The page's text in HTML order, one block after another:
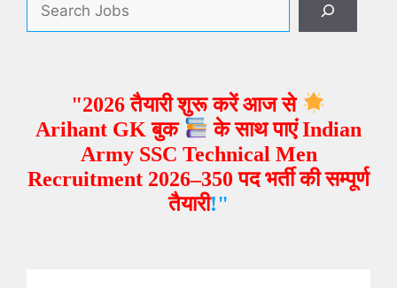
"2026 तैयारी शुरू करें आज से
Arihant GK बुक
के साथ पाएं Indian
Army SSC Technical Men
Recruitment 2026–350 पद भर्तीकी सम्पूर्ण
तैयारी!"